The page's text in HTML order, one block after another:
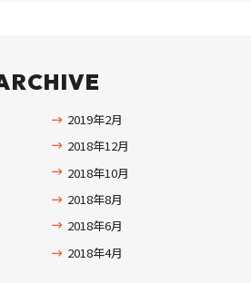
2019年2月
2018年12月
2018年10月
2018年8月
2018年6月
2018年4月